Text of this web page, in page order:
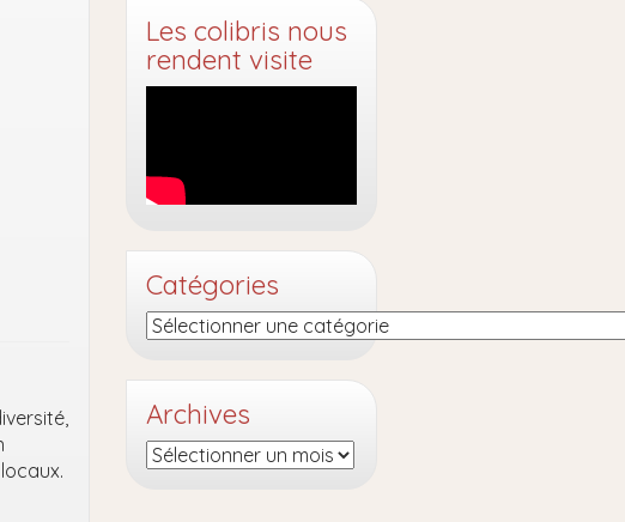
Les colibris nous
rendent visite
Catégories
Catégories
Archives
Archives